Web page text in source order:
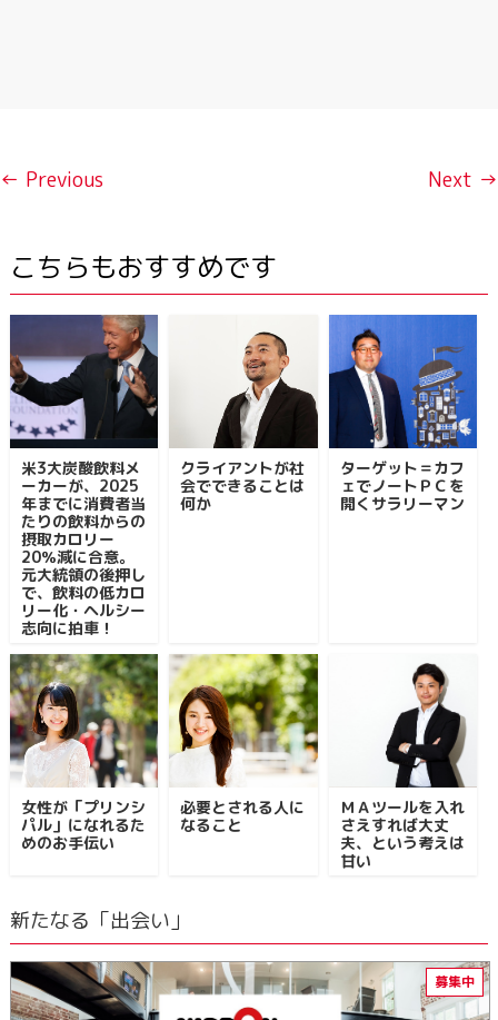
← Previous Next →
こちらもおすすめです
米3大炭酸飲料メ
ーカーが、2025
年までに消費者当
たりの飲料からの
摂取カロリー
20％減に合意。
元大統領の後押し
で、飲料の低カロ
リー化・ヘルシー
志向に拍車！
クライアントが社
会でできることは
何か
ターゲット＝カフ
ェでノートＰＣを
開くサラリーマン
女性が「プリンシ
パル」になれるた
めのお手伝い
必要とされる人に
なること
ＭＡツールを入れ
さえすれば大丈
夫、という考えは
甘い
新たなる「出会い」